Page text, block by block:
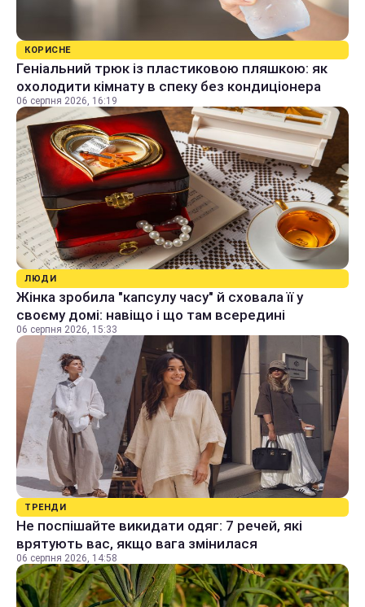
КОРИСНЕ
Геніальний трюк із пластиковою пляшкою: як
охолодити кімнату в спеку без кондиціонера
06 серпня 2026, 16:19
ЛЮДИ
Жінка зробила "капсулу часу" й сховала її у
своєму домі: навіщо і що там всередині
06 серпня 2026, 15:33
ТРЕНДИ
Не поспішайте викидати одяг: 7 речей, які
врятують вас, якщо вага змінилася
06 серпня 2026, 14:58